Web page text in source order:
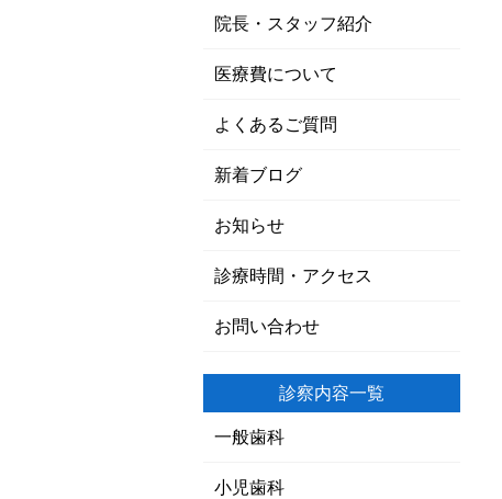
院長・スタッフ紹介
医療費について
よくあるご質問
新着ブログ
お知らせ
診療時間・アクセス
お問い合わせ
診察内容一覧
一般歯科
小児歯科